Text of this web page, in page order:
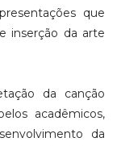
que
inserção da arte
da canção
acadêmicos,
da